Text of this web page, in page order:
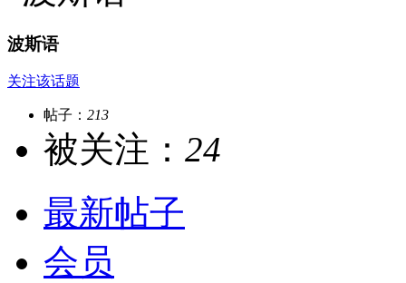
波斯语
关注该话题
帖子： 213
被关注： 24
最新帖子
会员